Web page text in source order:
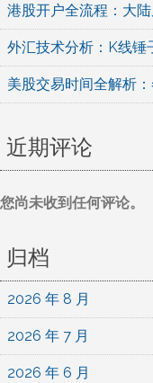
港股开户全流程：大
外汇技术分析：K线锤
美股交易时间全解析
近期评论
您尚未收到任何评论。
归档
2026 年 8 月
2026 年 7 月
2026 年 6 月